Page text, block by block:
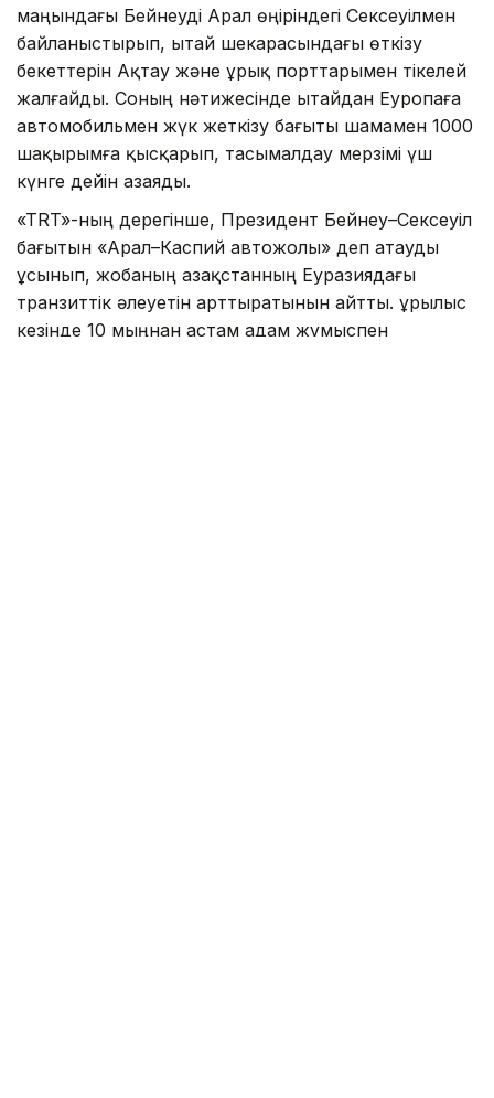
маңындағы Бейнеуді Арал өңіріндегі Сексеуілмен
байланыстырып, Қытай шекарасындағы өткізу
бекеттерін Ақтау және Құрық порттарымен тікелей
жалғайды. Соның нәтижесінде Қытайдан Еуропаға
автомобильмен жүк жеткізу бағыты шамамен 1000
шақырымға қысқарып, тасымалдау мерзімі үш
күнге дейін азаяды.
«TRT»-ның дерегінше, Президент Бейнеу–Сексеуіл
бағытын «Арал–Каспий автожолы» деп атауды
ұсынып, жобаның Қазақстанның Еуразиядағы
транзиттік әлеуетін арттыратынын айтты. Құрылыс
кезінде 10 мыңнан астам адам жұмыспен